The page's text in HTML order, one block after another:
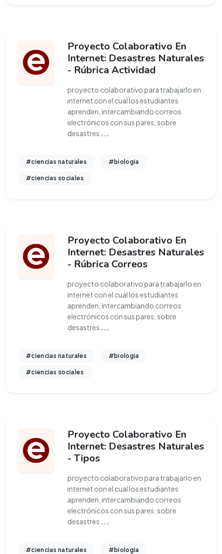
Proyecto Colaborativo En
Internet: Desastres Naturales
- Rúbrica Actividad
proyecto colaborativo para trabajarlo en
internet con el cual los estudiantes
aprenden, intercambiando correos
electrónicos con sus pares, sobre
desastres ...
#ciencias naturales #biologia
#ciencias sociales
Proyecto Colaborativo En
Internet: Desastres Naturales
- Rúbrica Correos
proyecto colaborativo para trabajarlo en
internet con el cual los estudiantes
aprenden, intercambiando correos
electrónicos con sus pares, sobre
desastres ...
#ciencias naturales #biologia
#ciencias sociales
Proyecto Colaborativo En
Internet: Desastres Naturales
- Tipos
proyecto colaborativo para trabajarlo en
internet con el cual los estudiantes
aprenden, intercambiando correos
electrónicos con sus pares, sobre
desastres ...
#ciencias naturales #biologia